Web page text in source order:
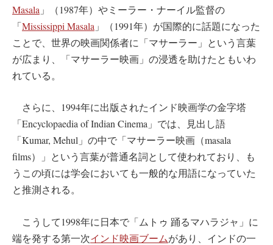
Masala 」（1987年）やミーラー・ナーイル監督の
「Mississippi Masala 」（1991年）が国際的に話題になった
ことで、世界の映画関係者に「マサーラー」という言葉
が広まり、「マサーラー映画」の浸透を助けたともいわ
れている。
さらに、1994年に出版されたインド映画学の金字塔
「Encyclopaedia of Indian Cinema」では、見出し語
「Kumar, Mehul」の中で「マサーラー映画（masala
films）」という言葉が普通名詞として使われており、も
うこの頃には学会においても一般的な用語になっていた
と推測される。
こうして1998年に日本で「ムトゥ 踊るマハラジャ」に
端を発する第一次インド映画ブームがあり、インドの一